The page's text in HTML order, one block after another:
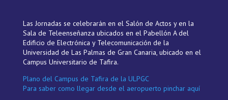
Las Jornadas se celebrarán en el Salón de Actos y en la
Sala de Teleenseñanza ubicados en el Pabellón A del
Edificio de Electrónica y Telecomunicación de la
Universidad de Las Palmas de Gran Canaria, ubicado en el
Campus Universitario de Tafira.
Plano del Campus de Tafira de la ULPGC
Para saber como llegar desde el aeropuerto pinchar aquí